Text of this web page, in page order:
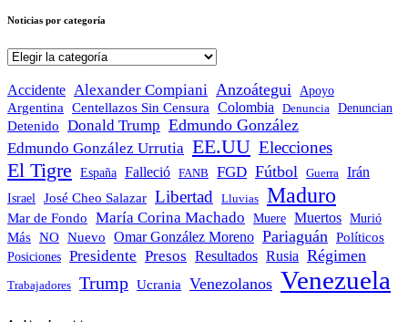
Noticias por categoría
Noticias
categoría
Accidente Alexander Compiani Anzoátegui Apoyo
Argentina Centellazos Sin Censura Colombia Denuncia Denuncian
Detenido
Donald Trump Edmundo González
Edmundo González Urrutia EE.UU Elecciones
El Tigre España Falleció FANB FGD Fútbol Guerra Irán
Israel José Cheo Salazar Libertad Lluvias Maduro
Mar de Fondo María Corina Machado Muere Muertos Murió
Más NO Nuevo Omar González Moreno Pariaguán Políticos
Posiciones Presidente Presos Resultados Rusia Régimen
Trabajadores Trump Ucrania Venezolanos Venezuela